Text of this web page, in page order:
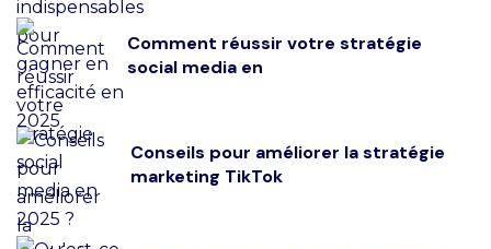
Comment réussir votre stratégie
social media en
Conseils pour améliorer la stratégie
marketing TikTok